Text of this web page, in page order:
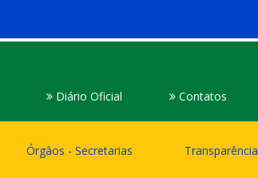
Diário Oficial Contatos
Órgâos - Secretarias Transparência